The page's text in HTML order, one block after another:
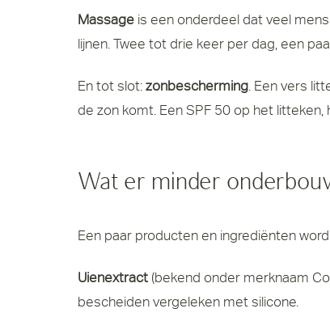
Massage is een onderdeel dat veel
lijnen. Twee tot drie keer per dag, een
En tot slot: zonbescherming. Een vers
de zon komt. Een SPF 50 op het
Wat er minder
Een paar producten en ingrediënten
Uienextract (bekend onder merknaam
bescheiden vergeleken met silicone.